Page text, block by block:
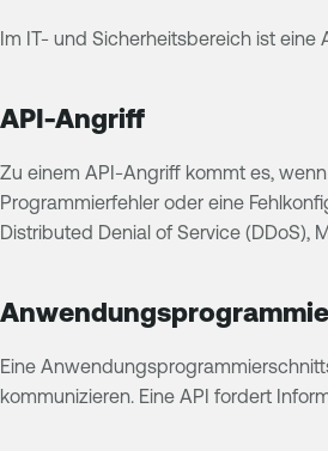
Im IT- und Sicherheitsbereich ist
API-Angriff
Zu einem API-Angriff kommt es,
Programmierfehler oder eine
Distributed Denial of Service (DDoS),
Eine
kommunizieren. Eine API fordert